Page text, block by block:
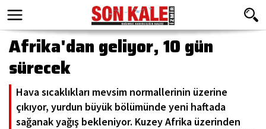
Afrika'dan geliyor, 10 gün
sürecek
Hava sıcaklıkları mevsim normallerinin üzerine
çıkıyor, yurdun büyük bölümünde yeni haftada
sağanak yağış bekleniyor. Kuzey Afrika üzerinden